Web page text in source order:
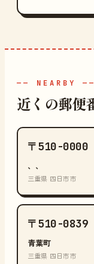
—— NEARBY ——
近くの郵便
〒510-0000
、、
三重県 四日市市
〒510-0839
青葉町
三重県 四日市市